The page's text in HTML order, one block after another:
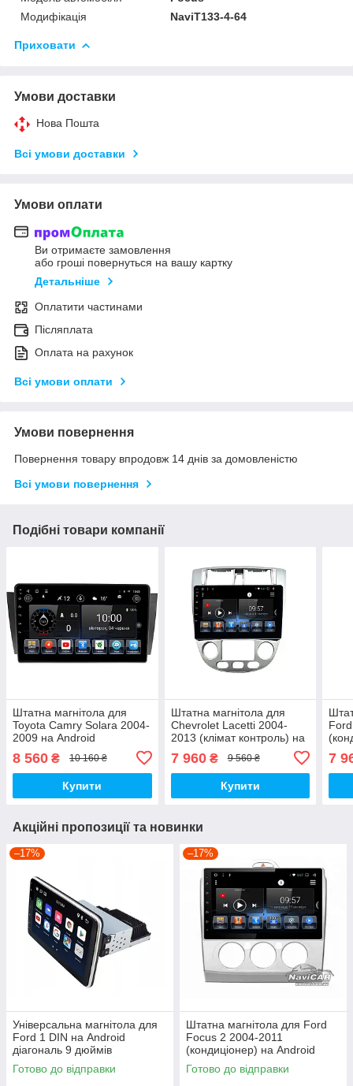
Модифікація
NaviT133-4-64
Приховати
Умови доставки
Нова Пошта
Всі умови доставки
Умови оплати
Ви отримаєте замовлення
або гроші повернуться на вашу картку
Детальніше
Оплатити частинами
Післяплата
Оплата на рахунок
Всі умови оплати
Умови повернення
Повернення товару впродовж 14 днів за домовленістю
Всі умови повернення
Подібні товари компанії
Штатна магнітола для
Toyota Camry Solara 2004-
2009 на Android
8 560 ₴ 10 160 ₴
Купити
Штатна магнітола для
Chevrolet Lacetti 2004-
2013 (клімат контроль) на
7 960₴ 9 560 ₴
Купити
7
Акційні пропозиції та новинки
–17%
Універсальна магнітола для
Ford 1 DIN на Android
діагональ 9 дюймів
Готово до відправки
–17%
Штатна магнітола для Ford
Focus 2 2004-2011
(кондиціонер) на Android
Готово до відправки